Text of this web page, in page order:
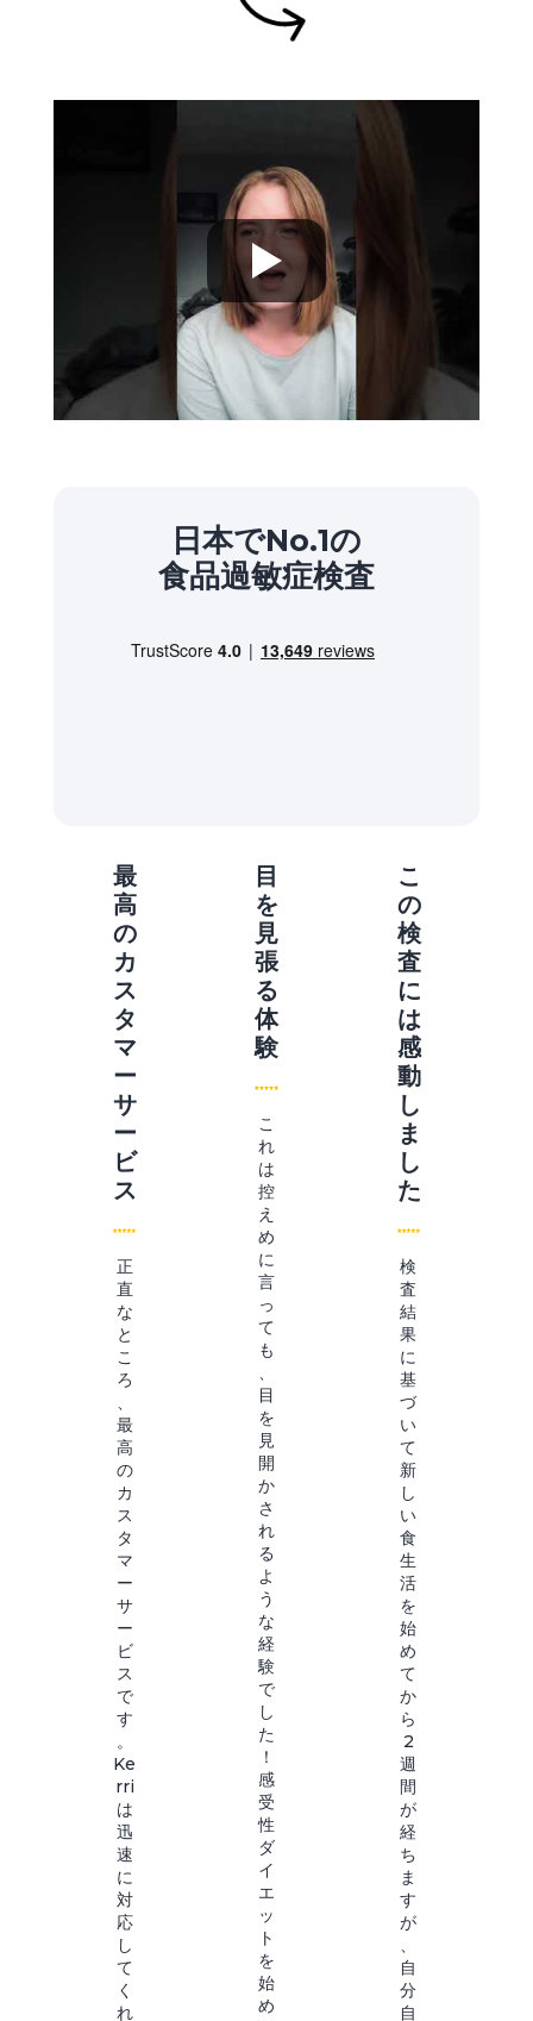
日本でNo.1の
食品過敏症検査
最
高
の
カ
ス
タ
マ
ー
サ
ー
ビ
ス
正
直
な
と
こ
ろ
、
最
高
の
カ
ス
タ
マ
ー
サ
ー
ビ
ス
で
す
。
Ke
rri
は
迅
速
に
対
応
し
て
く
れ
目
を
見
張
る
体
験
こ
れ
は
控
え
め
に
言
っ
て
も
、
目
を
見
開
か
さ
れ
る
よ
う
な
経
験
で
し
た
！
感
受
性
ダ
イ
エ
ッ
ト
を
始
め
こ
の
検
査
に
は
感
動
し
ま
し
た
検
査
結
果
に
基
づ
い
て
新
し
い
食
生
活
を
始
め
て
か
ら
2
週
間
が
経
ち
ま
す
が
、
自
分
自